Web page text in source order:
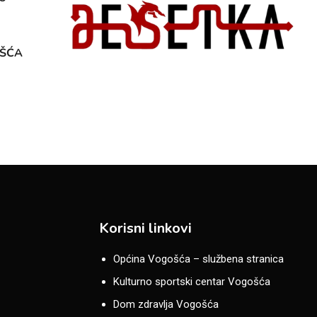
Korisni linkovi
Općina Vogošća – službena stranica
Kulturno sportski centar Vogošća
Dom zdravlja Vogošća